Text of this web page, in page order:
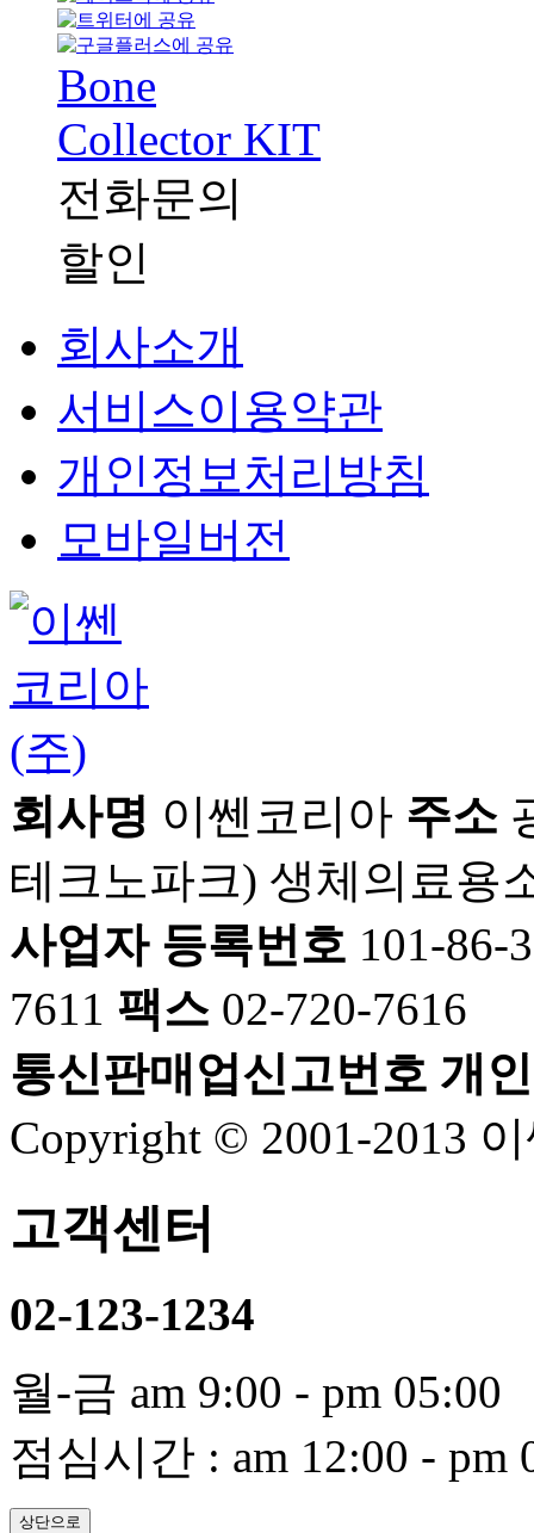
Bone
Collector KIT
전화문의
할인
회사소개
서비스이용약관
개인정보처리방침
모바일버전
회사명 이쎈코리아 주소
테크노파크) 생체의료용
사업자 등록번호 101-86-
7611 팩스 02-720-7616
통신판매업신고번호 개
Copyright © 2001-2013
고객센터
02-123-1234
월-금 am 9:00 - pm 05:00
점심시간 : am 12:00 - pm
상단으로